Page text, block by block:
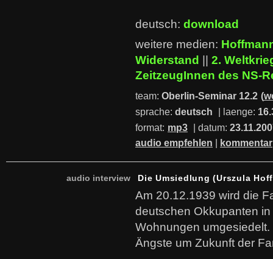
deutsch: download
weitere medien:
Widerstand
2.
ZeitzeugInnen des NS-
team: Oberlin-Seminar 12.2 (
sprache: deutsch | laenge:
format: mp3 | datum:
audio empfehlen
kommentar
audio interview Die Umsiedlung (Urszula
Am 20.12.1939 wird die
deutschen Okkupanten
Wohnungen
Ängste um Zukunft der